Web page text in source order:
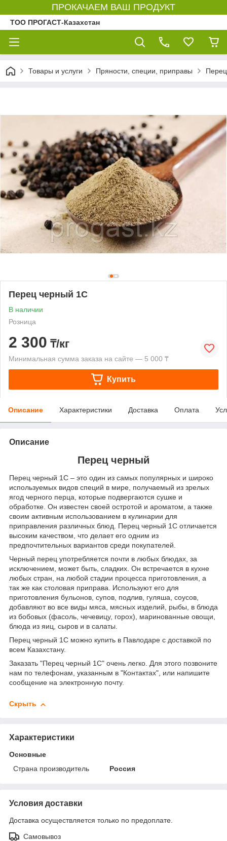
ПРОКАЧАЕМ ВАШ ПРОДУКТ
ТОО ПРОГАСТ-Казахстан
Товары и услуги Пряности, специи, приправы
Перец черный 1С
В наличии
Розница
2 300 ₸/кг
Минимальная сумма заказа на сайте — 5 000 ₸
Купить
Описание Характеристики Доставка Оплата
Описание
Перец черный
Перец черный 1С – это один из самых популярных и широко
используемых видов специй в мире, получаемый из зрелых
ягод черного перца, которые подвергаются сушке и
обработке. Он известен своей остротой и ароматом, а также
своим активным использованием в кулинарии для
приправления различных блюд. Перец черный 1С отличается
высоким качеством, что делает его одним из
предпочтительных вариантов среди покупателей.
Черный перец употребляется почти в любых блюдах, за
исключением, может быть, сладких. Он встречается в кухне
любых стран, на любой стадии процесса приготовления, а
так же как столовая приправа. Используют его для
приготовления бульонов, супов, подлив, гуляша, соусов,
добавляют во все виды мяса, мясных изделий, рыбы, в блюда
из бобовых (фасоль, чечевицу, горох), маринованные овощи,
блюда из яиц, сыров и в салаты.
Перец черный 1С можно купить в Павлодаре с доставкой по
всем Казахстану.
Заказать "Перец черный 1С" очень легко. Для этого позвоните
нам по телефонам, указанным в "Контактах", или напишите
сообщение на электронную почту.
Скрыть
Характеристики
Основные
Страна производитель
Россия
Условия доставки
Доставка осуществляется только по предоплате.
Самовывоз